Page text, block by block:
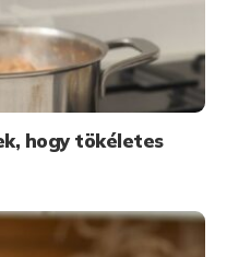
hogy tökéletes